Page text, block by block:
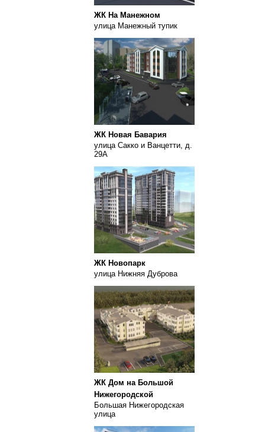
ЖК На Манежном
улица Манежный тупик
ЖК Новая Бавария
улица Сакко и Ванцетти, д.
29А
ЖК Новопарк
улица Нижняя Дуброва
ЖК Дом на Большой
Нижегородской
Большая Нижегородская
улица